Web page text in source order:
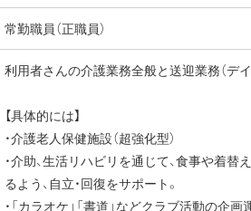
常勤職員（正職員）
利用者さんの介護業務全般と送迎業務（デ
【具体的には】
・介護老人保健施設（超強化型）
・介助、生活リハビリを通じて、食事や着替
るよう、自立・回復をサポート。
・「カラオケ」「書道」などクラブ活動の企画